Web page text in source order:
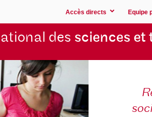
Accès directs Equipe
des sciences et